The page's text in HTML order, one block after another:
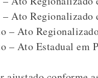
Ato Regionalizado
– Ato
– Ato Estadual em